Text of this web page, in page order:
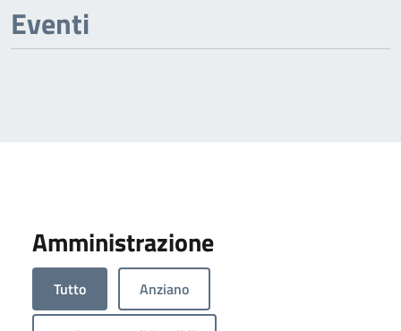
Eventi
Amministrazione
Tutto Anziano